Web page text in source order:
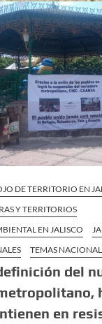
DE TERRITORIO EN
Y TERRITORIOS
EN JALISCO
TEMAS
del
en